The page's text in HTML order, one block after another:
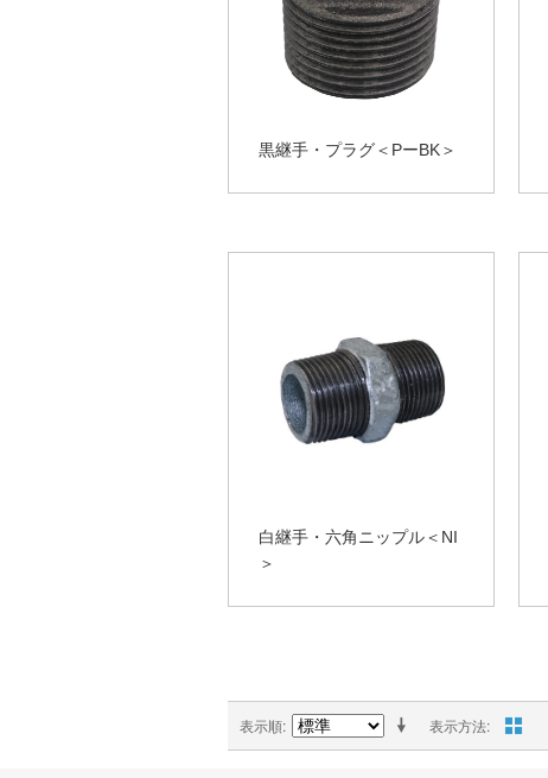
黒継手・プラグ＜PーBK＞
白継手・六角ニップル＜NI
＞
表示方法
表示順